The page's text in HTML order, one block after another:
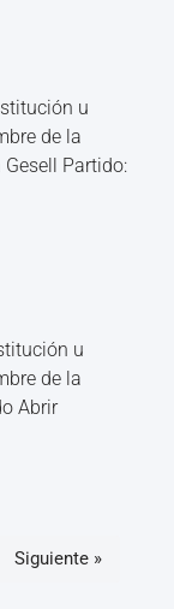
u
de la
Partido:
u
de la
Abrir
Siguiente »